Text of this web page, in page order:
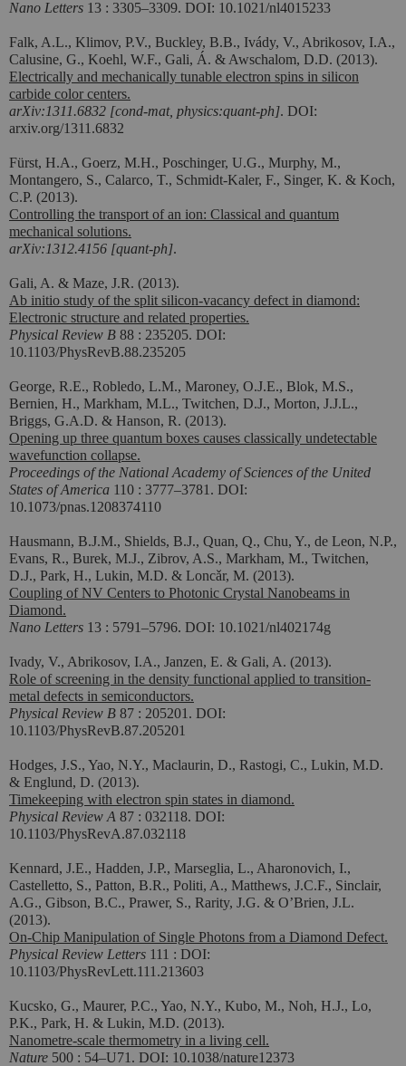
Nano Letters 13 : 3305–3309. DOI: 10.1021/nl4015233
Falk, A.L., Klimov, P.V., Buckley, B.B., Ivády, V., Abrikosov, I.A.,
Calusine, G., Koehl, W.F., Gali, Á. & Awschalom, D.D. (2013).
Electrically and mechanically tunable electron spins in silicon
carbide color centers.
arXiv:1311.6832 [cond-mat, physics:quant-ph]. DOI:
arxiv.org/1311.6832
Fürst, H.A., Goerz, M.H., Poschinger, U.G., Murphy, M.,
Montangero, S., Calarco, T., Schmidt-Kaler, F., Singer, K. & Koch,
C.P. (2013).
Controlling the transport of an ion: Classical and quantum
mechanical solutions.
arXiv:1312.4156 [quant-ph].
Gali, A. & Maze, J.R. (2013).
Ab initio study of the split silicon-vacancy defect in diamond:
Electronic structure and related properties.
Physical Review B 88 : 235205. DOI:
10.1103/PhysRevB.88.235205
George, R.E., Robledo, L.M., Maroney, O.J.E., Blok, M.S.,
Bernien, H., Markham, M.L., Twitchen, D.J., Morton, J.J.L.,
Briggs, G.A.D. & Hanson, R. (2013).
Opening up three quantum boxes causes classically undetectable
wavefunction collapse.
Proceedings of the National Academy of Sciences of the United
States of America 110 : 3777–3781. DOI:
10.1073/pnas.1208374110
Hausmann, B.J.M., Shields, B.J., Quan, Q., Chu, Y., de Leon, N.P.,
Evans, R., Burek, M.J., Zibrov, A.S., Markham, M., Twitchen,
D.J., Park, H., Lukin, M.D. & Loncǎr, M. (2013).
Coupling of NV Centers to Photonic Crystal Nanobeams in
Diamond.
Nano Letters 13 : 5791–5796. DOI: 10.1021/nl402174g
Ivady, V., Abrikosov, I.A., Janzen, E. & Gali, A. (2013).
Role of screening in the density functional applied to transition-
metal defects in semiconductors.
Physical Review B 87 : 205201. DOI:
10.1103/PhysRevB.87.205201
Hodges, J.S., Yao, N.Y., Maclaurin, D., Rastogi, C., Lukin, M.D.
& Englund, D. (2013).
Timekeeping with electron spin states in diamond.
Physical Review A 87 : 032118. DOI:
10.1103/PhysRevA.87.032118
Kennard, J.E., Hadden, J.P., Marseglia, L., Aharonovich, I.,
Castelletto, S., Patton, B.R., Politi, A., Matthews, J.C.F., Sinclair,
A.G., Gibson, B.C., Prawer, S., Rarity, J.G. & O’Brien, J.L.
(2013).
On-Chip Manipulation of Single Photons from a Diamond Defect.
Physical Review Letters 111 : DOI:
10.1103/PhysRevLett.111.213603
Kucsko, G., Maurer, P.C., Yao, N.Y., Kubo, M., Noh, H.J., Lo,
P.K., Park, H. & Lukin, M.D. (2013).
Nanometre-scale thermometry in a living cell.
Nature 500 : 54–U71. DOI: 10.1038/nature12373